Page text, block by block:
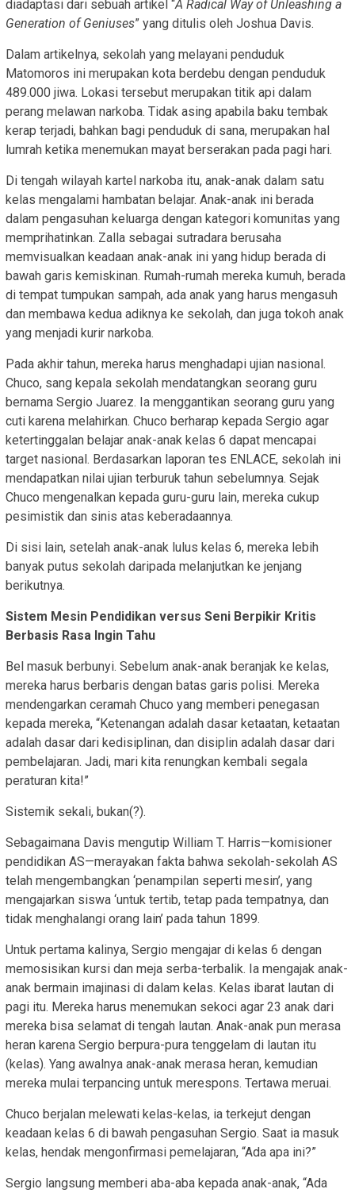
diadaptasi dari sebuah artikel “A Radical Way of Unleashing a
Generation of Geniuses” yang ditulis oleh Joshua Davis.
Dalam artikelnya, sekolah yang melayani penduduk
Matomoros ini merupakan kota berdebu dengan penduduk
489.000 jiwa. Lokasi tersebut merupakan titik api dalam
perang melawan narkoba. Tidak asing apabila baku tembak
kerap terjadi, bahkan bagi penduduk di sana, merupakan hal
lumrah ketika menemukan mayat berserakan pada pagi hari.
Di tengah wilayah kartel narkoba itu, anak-anak dalam satu
kelas mengalami hambatan belajar. Anak-anak ini berada
dalam pengasuhan keluarga dengan kategori komunitas yang
memprihatinkan. Zalla sebagai sutradara berusaha
memvisualkan keadaan anak-anak ini yang hidup berada di
bawah garis kemiskinan. Rumah-rumah mereka kumuh, berada
di tempat tumpukan sampah, ada anak yang harus mengasuh
dan membawa kedua adiknya ke sekolah, dan juga tokoh anak
yang menjadi kurir narkoba.
Pada akhir tahun, mereka harus menghadapi ujian nasional.
Chuco, sang kepala sekolah mendatangkan seorang guru
bernama Sergio Juarez. Ia menggantikan seorang guru yang
cuti karena melahirkan. Chuco berharap kepada Sergio agar
ketertinggalan belajar anak-anak kelas 6 dapat mencapai
target nasional. Berdasarkan laporan tes ENLACE, sekolah ini
mendapatkan nilai ujian terburuk tahun sebelumnya. Sejak
Chuco mengenalkan kepada guru-guru lain, mereka cukup
pesimistik dan sinis atas keberadaannya.
Di sisi lain, setelah anak-anak lulus kelas 6, mereka lebih
banyak putus sekolah daripada melanjutkan ke jenjang
berikutnya.
Sistem Mesin Pendidikan versus Seni Berpikir Kritis
Berbasis Rasa Ingin Tahu
Bel masuk berbunyi. Sebelum anak-anak beranjak ke kelas,
mereka harus berbaris dengan batas garis polisi. Mereka
mendengarkan ceramah Chuco yang memberi penegasan
kepada mereka, “Ketenangan adalah dasar ketaatan, ketaatan
adalah dasar dari kedisiplinan, dan disiplin adalah dasar dari
pembelajaran. Jadi, mari kita renungkan kembali segala
peraturan kita!”
Sistemik sekali, bukan(?).
Sebagaimana Davis mengutip William T. Harris—komisioner
pendidikan AS—merayakan fakta bahwa sekolah-sekolah AS
telah mengembangkan ‘penampilan seperti mesin’, yang
mengajarkan siswa ‘untuk tertib, tetap pada tempatnya, dan
tidak menghalangi orang lain’ pada tahun 1899.
Untuk pertama kalinya, Sergio mengajar di kelas 6 dengan
memosisikan kursi dan meja serba-terbalik. Ia mengajak anak-
anak bermain imajinasi di dalam kelas. Kelas ibarat lautan di
pagi itu. Mereka harus menemukan sekoci agar 23 anak dari
mereka bisa selamat di tengah lautan. Anak-anak pun merasa
heran karena Sergio berpura-pura tenggelam di lautan itu
(kelas). Yang awalnya anak-anak merasa heran, kemudian
mereka mulai terpancing untuk merespons. Tertawa meruai.
Chuco berjalan melewati kelas-kelas, ia terkejut dengan
keadaan kelas 6 di bawah pengasuhan Sergio. Saat ia masuk
kelas, hendak mengonfirmasi pemelajaran, “Ada apa ini?”
Sergio langsung memberi aba-aba kepada anak-anak, “Ada